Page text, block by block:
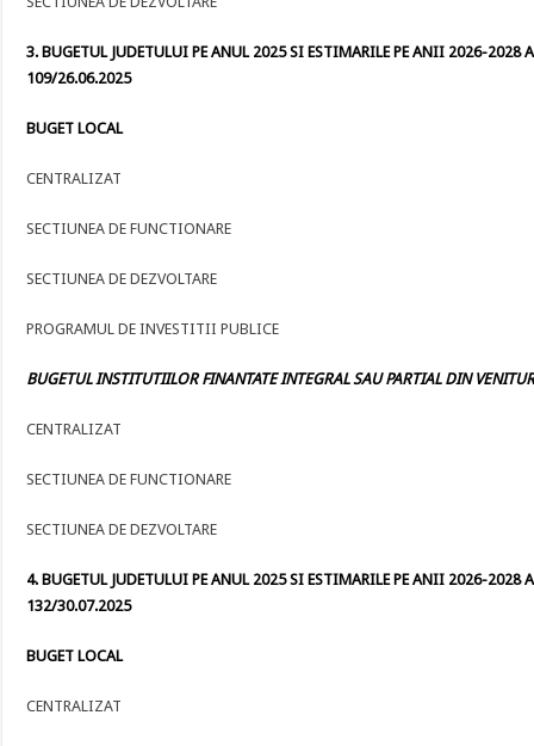
3. BUGETUL JUDETULUI PE ANUL 2025 SI ESTIMARILE PE ANII 2026-2028
109/26.06.2025
BUGET LOCAL
CENTRALIZAT
SECTIUNEA DE FUNCTIONARE
SECTIUNEA DE DEZVOLTARE
PROGRAMUL DE INVESTITII PUBLICE
BUGETUL INSTITUTIILOR FINANTATE INTEGRAL SAU PARTIAL DIN
CENTRALIZAT
SECTIUNEA DE FUNCTIONARE
SECTIUNEA DE DEZVOLTARE
4. BUGETUL JUDETULUI PE ANUL 2025 SI ESTIMARILE PE ANII 2026-2028
132/30.07.2025
BUGET LOCAL
CENTRALIZAT